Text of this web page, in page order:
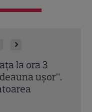
27
Slav și Selina
le